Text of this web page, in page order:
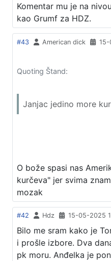
Komentar mu je na
kao Grumf za HDZ.
#43 American dick 15-
Quoting Štand:
Janjac jedino more
O bože spasi nas
kurčeva" jer svima
mozak
#42 Hdz 15-05-2025
Bilo me sram kako je
i prošle izbore. Dva
pk moru. Anđelka je